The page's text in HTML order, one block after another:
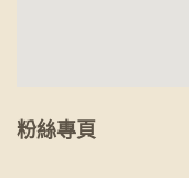
粉絲專頁